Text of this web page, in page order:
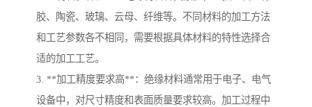
胶、陶瓷、玻璃、云母、纤维等。不同材料的加工方法
和工艺参数各不相同，需要根据具体材料的特性选择合
适的加工工艺。
3. **加工精度要求高**：绝缘材料通常用于电子、电气
设备中，对尺寸精度和表面质量要求较高。加工过程中